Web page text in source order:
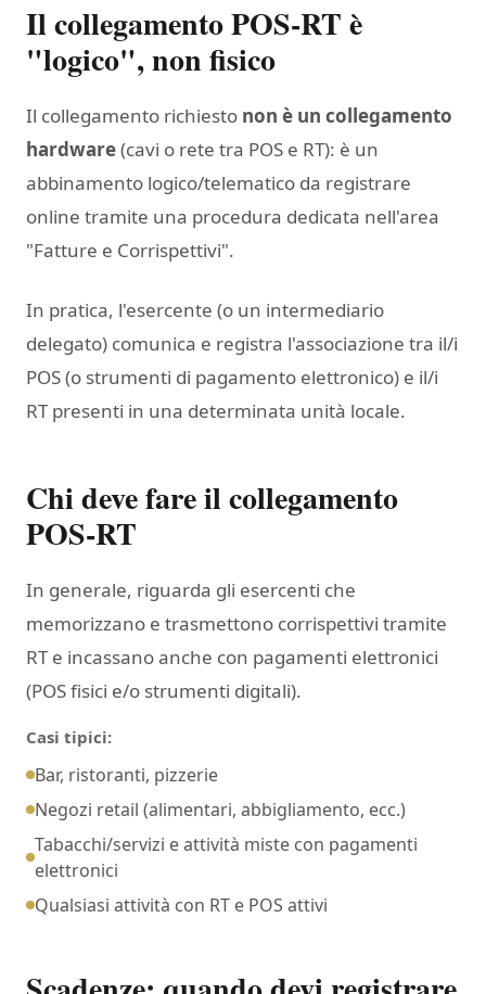
Il collegamento POS-RT è
"logico", non fisico
Il collegamento richiesto non è un collegamento
hardware(cavi o rete tra POS e RT): è un
abbinamento logico/telematico da registrare
online tramite una procedura dedicata nell'area
"Fatture e Corrispettivi".
In pratica, l'esercente (o un intermediario
delegato) comunica e registra l'associazione tra il/i
POS (o strumenti di pagamento elettronico) e il/i
RT presenti in una determinata unità locale.
Chi deve fare il collegamento
POS-RT
In generale, riguarda gli esercenti che
memorizzano e trasmettono corrispettivi tramite
RT e incassano anche con pagamenti elettronici
(POS fisici e/o strumenti digitali).
Casi tipici:
Bar, ristoranti, pizzerie
Negozi retail (alimentari, abbigliamento, ecc.)
Tabacchi/servizi e attività miste con pagamenti
elettronici
Qualsiasi attività con RT e POS attivi